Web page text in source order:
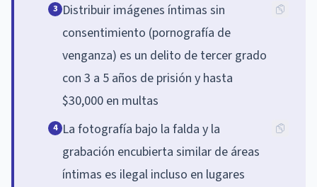
3 Distribuir imágenes íntimas sin
consentimiento (pornografía de
venganza) es un delito de tercer grado
con 3 a 5 años de prisión y hasta
$30,000 en multas
4 La fotografía bajo la falda y la
grabación encubierta similar de áreas
íntimas es ilegal incluso en lugares